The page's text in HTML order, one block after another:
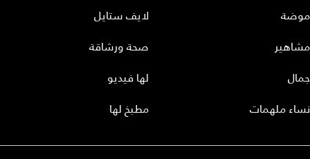
موضة
مشاهير
جمال
نساء ملهمات
لايف ستايل
صحة ورشاقة
لها فيديو
مطبخ لها